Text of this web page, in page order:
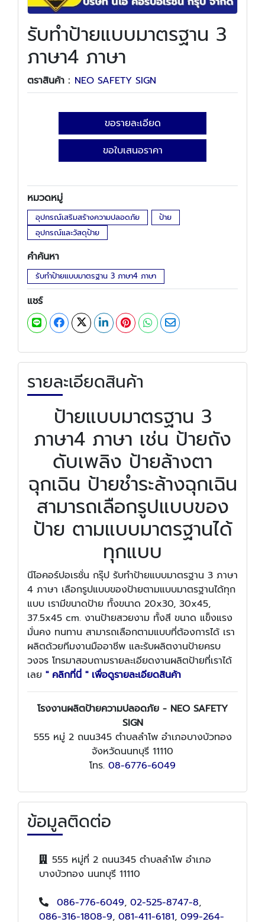
รับทำป้ายแบบมาตรฐาน 3
ภาษา4 ภาษา
ตราสินค้า : NEO SAFETY SIGN
ขอรายละเอียด
ขอใบเสนอราคา
หมวดหมู่
อุปกรณ์เสริมสร้างความปลอดภัย
ป้าย
อุปกรณ์และวัสดุป้าย
คำค้นหา
รับทำป้ายแบบมาตรฐาน 3 ภาษา4 ภาษา
แชร์
รายละเอียดสินค้า
ป้ายแบบมาตรฐาน 3
ภาษา4 ภาษา เช่น ป้ายถัง
ดับเพลิง ป้ายล้างตา
ฉุกเฉิน ป้ายชำระล้างฉุกเฉิน
สามารถเลือกรูปแบบของ
ป้าย ตามแบบมาตรฐานได้
ทุกแบบ
นีโอคอร์ปอเรชั่น กรุ๊ป รับทำป้ายแบบมาตรฐาน 3 ภาษา
4 ภาษา เลือกรูปแบบของป้ายตามแบบมาตรฐานได้ทุก
แบบ เรามีขนาดป้าย ทั้งขนาด 20x30, 30x45,
37.5x45 cm. งานป้ายสวยงาม ทั้งสี ขนาด แข็งแรง
มั่นคง ทนทาน สามารถเลือกตามแบบที่ต้องการได้ เรา
ผลิตด้วยทีมงานมืออาชีพ และรับผลิตงานป้ายครบ
วงจร โทรมาสอบถามรายละเอียดงานผลิตป้ายที่เราได้
เลย " คลิกที่นี่ " เพื่อดูรายละเอียดสินค้า
โรงงานผลิตป้ายความปลอดภัย - NEO SAFETY
SIGN
555 หมู่ 2 ถนน345 ตำบลลำโพ อำเภอบางบัวทอง
จังหวัดนนทบุรี 11110
โทร. 08-6776-6049
ข้อมูลติดต่อ
555 หมู่ที่ 2 ถนน345 ตำบลลำโพ อำเภอ
บางบัวทอง นนทบุรี 11110
086-776-6049, 02-525-8747-8,
086-316-1808-9, 081-411-6181, 099-264-